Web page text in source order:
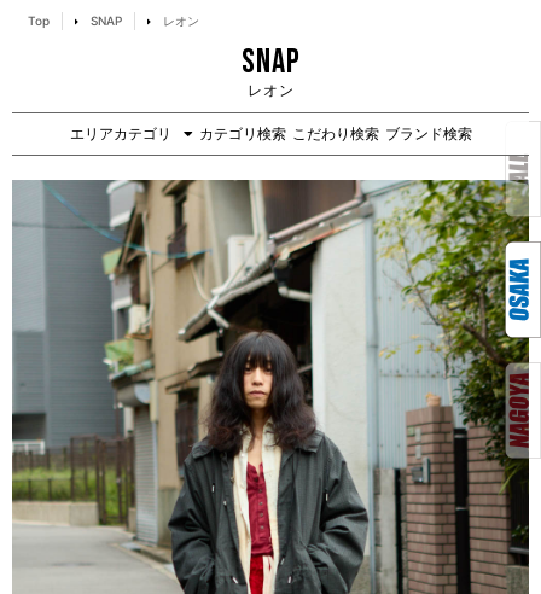
Top SNAP レオン
SNAP
レオン
エリアカテゴリ カテゴリ検索 こだわり検索 ブランド検索